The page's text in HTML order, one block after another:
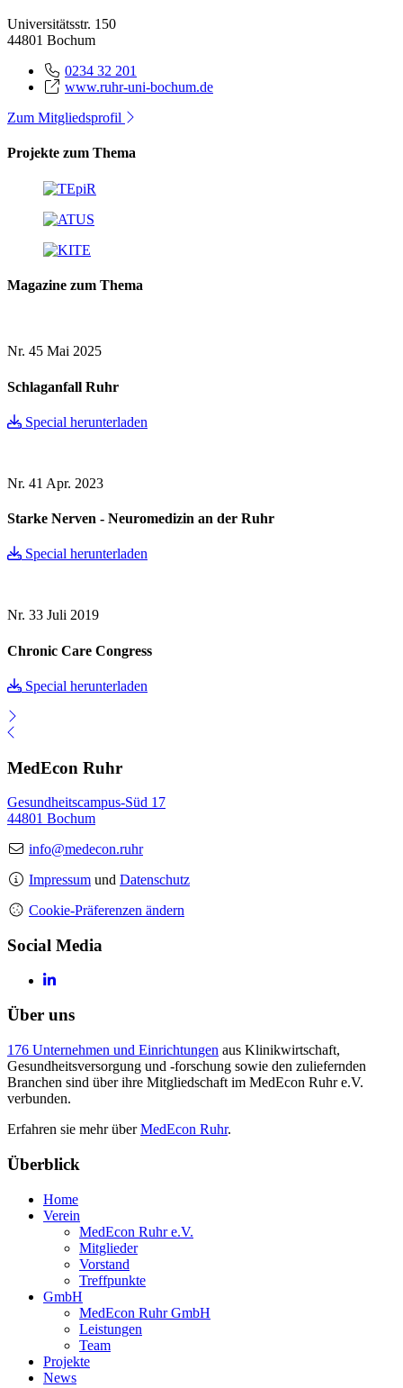
Universitätsstr. 150
44801 Bochum
0234 32 201
www.ruhr-uni-bochum.de
Zum Mitgliedsprofil
Projekte zum Thema
Magazine zum Thema
Nr. 45 Mai 2025
Schlaganfall Ruhr
Special herunterladen
Nr. 41 Apr. 2023
Starke Nerven - Neuromedizin an der Ruhr
Special herunterladen
Nr. 33 Juli 2019
Chronic Care Congress
Special herunterladen
MedEcon Ruhr
Gesundheitscampus-Süd 17
44801 Bochum
info@medecon.ruhr
Impressum und Datenschutz
Cookie-Präferenzen ändern
Social Media
Über uns
176 Unternehmen und Einrichtungen aus Klinikwirtschaft,
Gesundheitsversorgung und -forschung sowie den zuliefernden
Branchen sind über ihre Mitgliedschaft im MedEcon Ruhr e.V.
verbunden.
Erfahren sie mehr überMedEcon Ruhr.
Überblick
Home
Verein
MedEcon Ruhr e.V.
Mitglieder
Vorstand
Treffpunkte
GmbH
MedEcon Ruhr GmbH
Leistungen
Team
Projekte
News